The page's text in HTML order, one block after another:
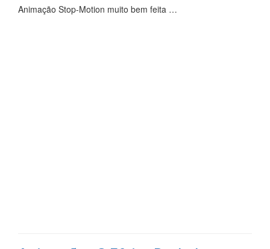
Animação Stop-Motion muito bem feita …